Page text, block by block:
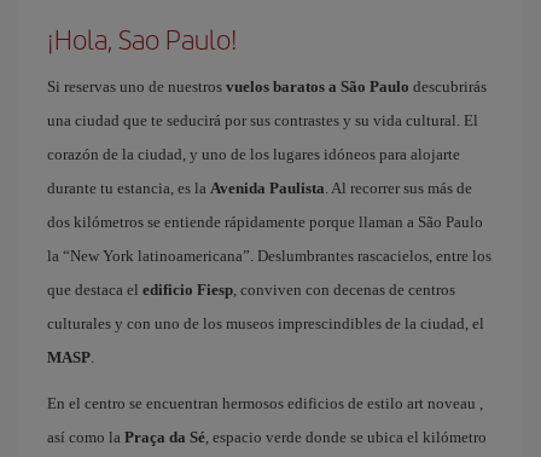
¡Hola, Sao Paulo!
Si reservas uno de nuestros vuelos baratos a São Paulo descubrirás
una ciudad que te seducirá por sus contrastes y su vida cultural. El
corazón de la ciudad, y uno de los lugares idóneos para alojarte
durante tu estancia, es la Avenida Paulista. Al recorrer sus más de
dos kilómetros se entiende rápidamente porque llaman a São Paulo
la “New York latinoamericana”. Deslumbrantes rascacielos, entre los
que destaca el edificio Fiesp, conviven con decenas de centros
culturales y con uno de los museos imprescindibles de la ciudad, el
MASP.
En el centro se encuentran hermosos edificios de estilo art noveau ,
así como la Praça da Sé, espacio verde donde se ubica el kilómetro